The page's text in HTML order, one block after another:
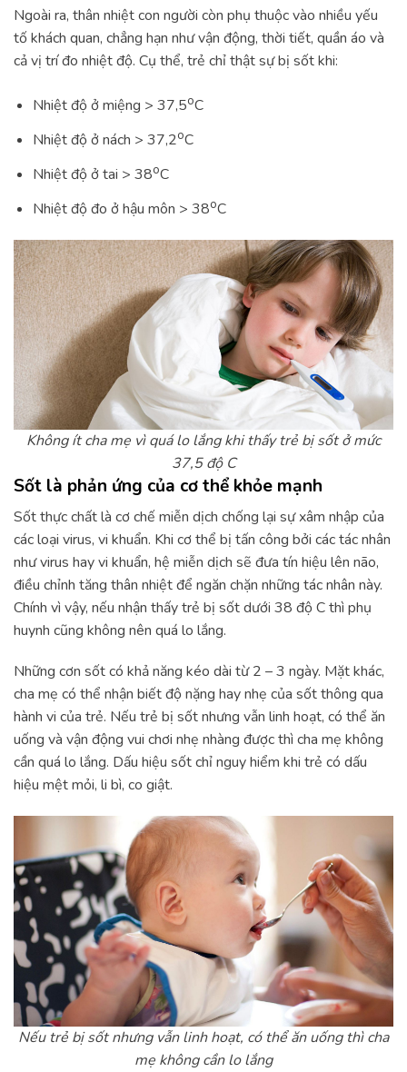
Ngoài ra, thân nhiệt con người còn phụ thuộc vào nhiều yếu
tố khách quan, chẳng hạn như vận động, thời tiết, quần áo và
cả vị trí đo nhiệt độ. Cụ thể, trẻ chỉ thật sự bị sốt khi:
Nhiệt độ ở miệng > 37,5oC
Nhiệt độ ở nách > 37,2oC
Nhiệt độ ở tai > 38oC
Nhiệt độ đo ở hậu môn > 38oC
Không ít cha mẹ vì quá lo lắng khi thấy trẻ bị sốt ở mức
37,5 độ C
Sốt là phản ứng của cơ thể khỏe mạnh
Sốt thực chất là cơ chế miễn dịch chống lại sự xâm nhập của
các loại virus, vi khuẩn. Khi cơ thể bị tấn công bởi các tác nhân
như virus hay vi khuẩn, hệ miễn dịch sẽ đưa tín hiệu lên não,
điều chỉnh tăng thân nhiệt để ngăn chặn những tác nhân này.
Chính vì vậy, nếu nhận thấy trẻ bị sốt dưới 38 độ C thì phụ
huynh cũng không nên quá lo lắng.
Những cơn sốt có khả năng kéo dài từ 2 – 3 ngày. Mặt khác,
cha mẹ có thể nhận biết độ nặng hay nhẹ của sốt thông qua
hành vi của trẻ. Nếu trẻ bị sốt nhưng vẫn linh hoạt, có thể ăn
uống và vận động vui chơi nhẹ nhàng được thì cha mẹ không
cần quá lo lắng. Dấu hiệu sốt chỉ nguy hiểm khi trẻ có dấu
hiệu mệt mỏi, li bì, co giật.
Nếu trẻ bị sốt nhưng vẫn linh hoạt, có thể ăn uống thì cha
mẹ không cần lo lắng